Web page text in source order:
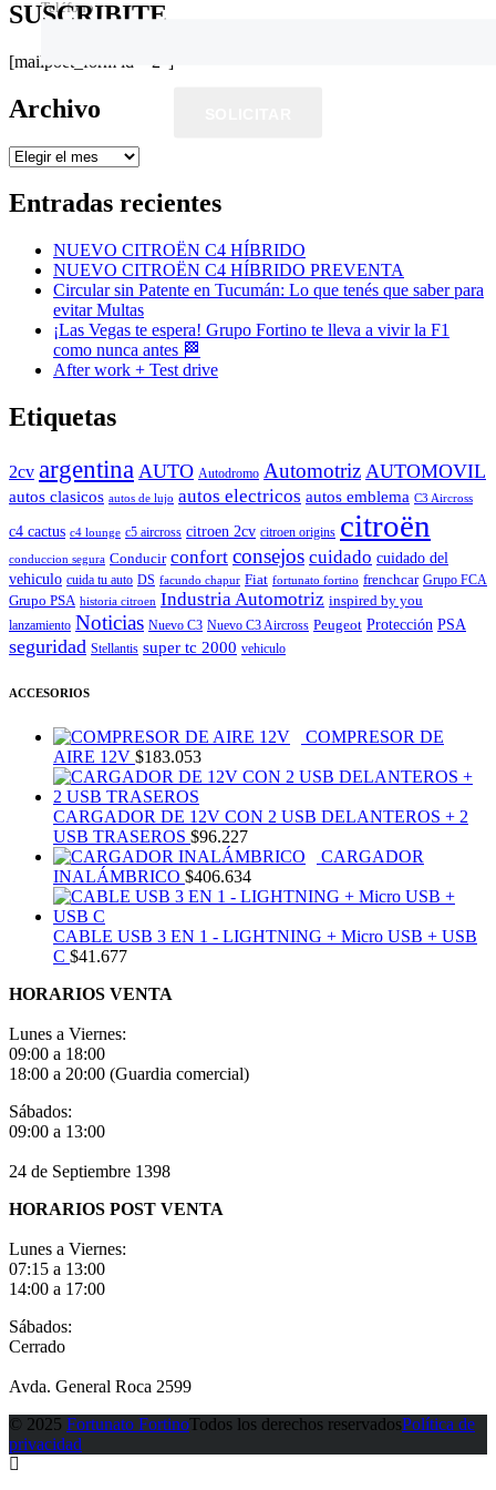
SUSCRIBITE
[mailpoet_form id="2"]
Archivo
Archivo
Entradas recientes
NUEVO CITROËN C4 HÍBRIDO
NUEVO CITROËN C4 HÍBRIDO PREVENTA
Circular sin Patente en Tucumán: Lo que tenés que saber para
evitar Multas
¡Las Vegas te espera! Grupo Fortino te lleva a vivir la F1
como nunca antes 🏁
After work + Test drive
Etiquetas
2cv argentina AUTO Autodromo Automotriz AUTOMOVIL
autos clasicos autos de lujo autos electricos autos emblema C3 Aircross
c4 cactus c4 lounge c5 aircross citroen 2cv citroen origins citroën
conduccion segura Conducir confort consejos cuidado cuidado del
vehiculo cuida tu auto DS facundo chapur Fiat fortunato fortino frenchcar Grupo FCA
Grupo PSA historia citroen Industria Automotriz inspired by you
lanzamiento Noticias Nuevo C3 Nuevo C3 Aircross Peugeot Protección PSA
seguridad Stellantis super tc 2000 vehiculo
ACCESORIOS
COMPRESOR DE
AIRE 12V $183.053
CARGADOR DE 12V CON 2 USB DELANTEROS + 2
USB TRASEROS $96.227
CARGADOR
INALÁMBRICO $406.634
CABLE USB 3 EN 1 - LIGHTNING + Micro USB + USB
C $41.677
HORARIOS VENTA
Lunes a Viernes:
09:00 a 18:00
18:00 a 20:00 (Guardia comercial)
Sábados:
09:00 a 13:00
24 de Septiembre 1398
HORARIOS POST VENTA
Lunes a Viernes:
07:15 a 13:00
14:00 a 17:00
Sábados:
Cerrado
Avda. General Roca 2599
© 2025 Fortunato FortinoTodos los derechos reservadosPolítica de
privacidad
Teléfono